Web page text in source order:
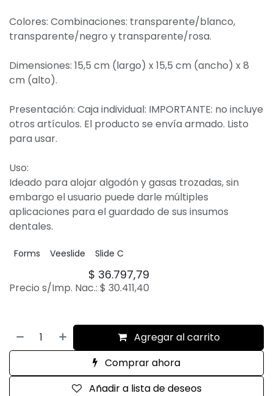
Colores: Combinaciones: transparente/blanco,
transparente/negro y transparente/rosa.
Dimensiones: 15,5 cm (largo) x 15,5 cm (ancho) x 8
cm (alto).
Presentación: Caja individual: IMPORTANTE: no incluye
otros artículos. El producto se envía armado. Listo
para usar.
Uso:
Ideado para alojar algodón y gasas trozadas, sin
embargo el usuario puede darle múltiples
aplicaciones para el guardado de sus insumos
dentales.
Forms Veeslide Slide C
$ 36.797,79
Precio s/Imp. Nac.: $ 30.411,40
Agregar al carrito
Comprar ahora
Añadir a lista de deseos